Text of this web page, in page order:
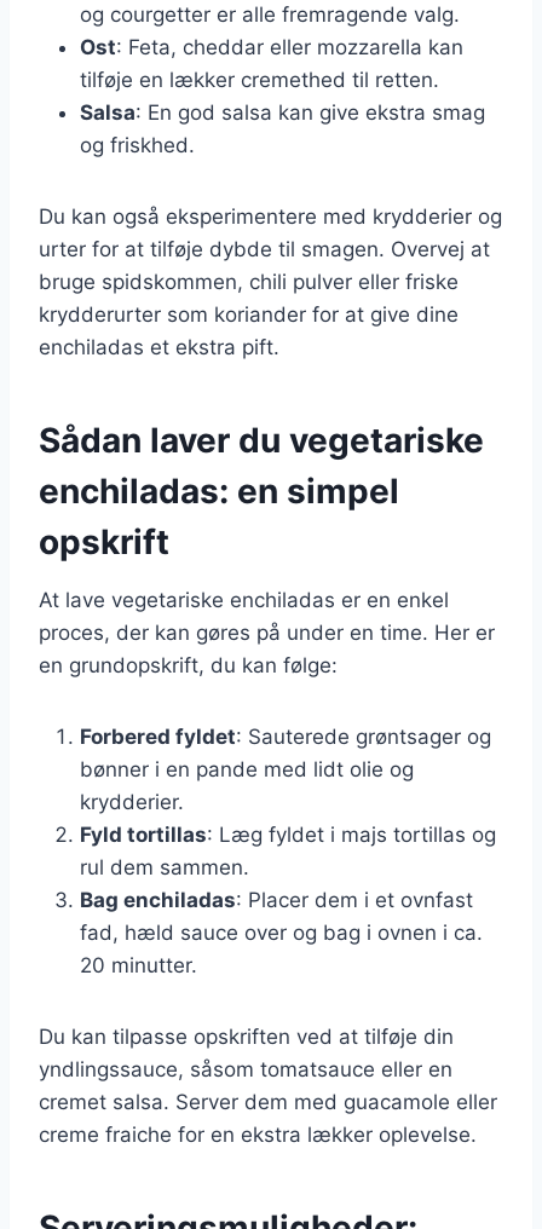
og courgetter er alle fremragende valg.
Ost: Feta, cheddar eller mozzarella kan
tilføje en lækker cremethed til retten.
Salsa: En god salsa kan give ekstra smag
og friskhed.
Du kan også eksperimentere med krydderier og
urter for at tilføje dybde til smagen. Overvej at
bruge spidskommen, chili pulver eller friske
krydderurter som koriander for at give dine
enchiladas et ekstra pift.
Sådan laver du vegetariske
enchiladas: en simpel
opskrift
At lave vegetariske enchiladas er en enkel
proces, der kan gøres på under en time. Her er
en grundopskrift, du kan følge:
Forbered fyldet: Sauterede grøntsager og
bønner i en pande med lidt olie og
krydderier.
Fyld tortillas: Læg fyldet i majs tortillas og
rul dem sammen.
Bag enchiladas: Placer dem i et ovnfast
fad, hæld sauce over og bag i ovnen i ca.
20 minutter.
Du kan tilpasse opskriften ved at tilføje din
yndlingssauce, såsom tomatsauce eller en
cremet salsa. Server dem med guacamole eller
creme fraiche for en ekstra lækker oplevelse.